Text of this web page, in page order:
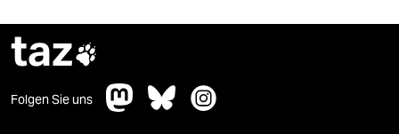
taz
Folgen Sie uns